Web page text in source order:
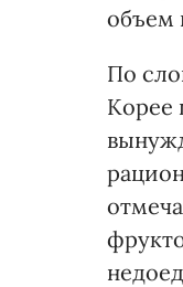
объем
По
Корее